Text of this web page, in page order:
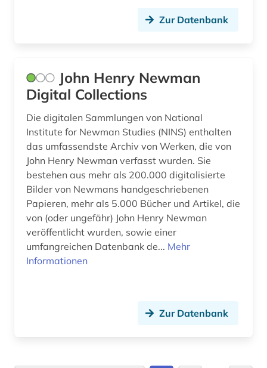
Zur Datenbank
John Henry Newman
Digital Collections
Die digitalen Sammlungen von National
Institute for Newman Studies (NINS) enthalten
das umfassendste Archiv von Werken, die von
John Henry Newman verfasst wurden. Sie
bestehen aus mehr als 200.000 digitalisierte
Bilder von Newmans handgeschriebenen
Papieren, mehr als 5.000 Bücher und Artikel, die
von (oder ungefähr) John Henry Newman
veröffentlicht wurden, sowie einer
umfangreichen Datenbank de... Mehr
Informationen
Zur Datenbank